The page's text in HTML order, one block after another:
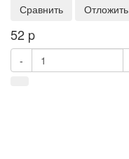
Сравнить
Отложить
52 p
-